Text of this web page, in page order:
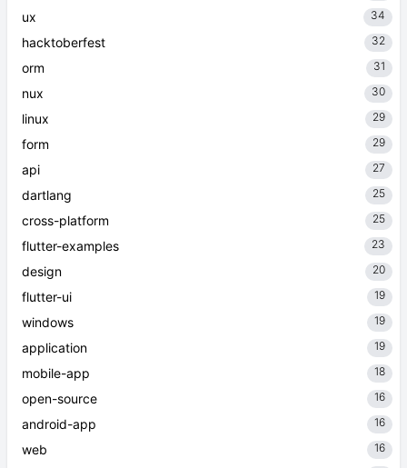
ux 34
hacktoberfest 32
orm 31
nux 30
linux 29
form 29
api 27
dartlang 25
cross-platform 25
flutter-examples 23
design 20
flutter-ui 19
windows 19
application 19
mobile-app 18
open-source 16
android-app 16
web 16